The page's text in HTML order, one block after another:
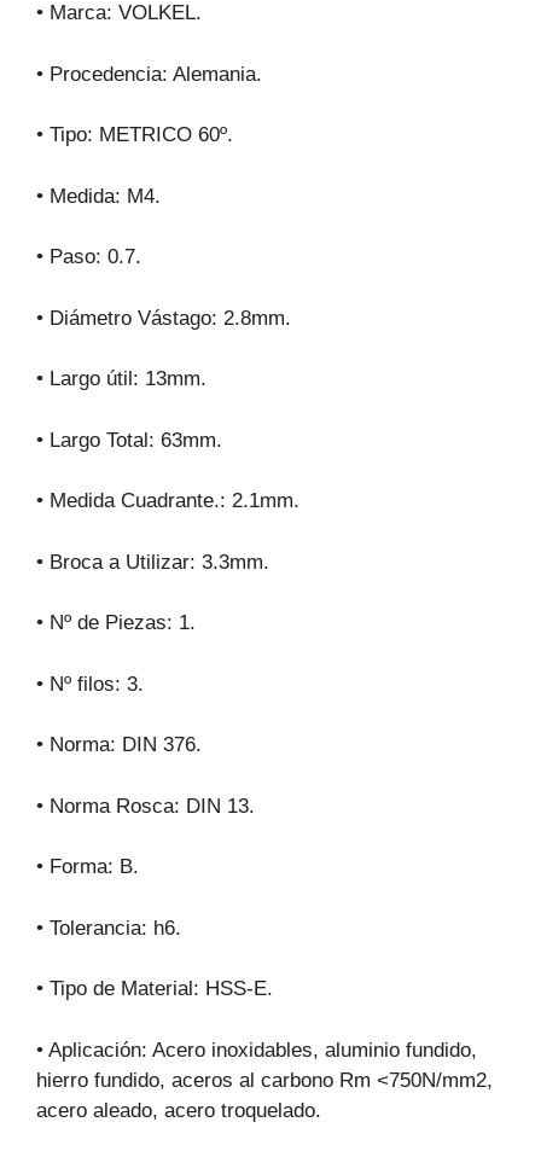
• Marca: VOLKEL.
• Procedencia: Alemania.
• Tipo: METRICO 60º.
• Medida: M4.
• Paso: 0.7.
• Diámetro Vástago: 2.8mm.
• Largo útil: 13mm.
• Largo Total: 63mm.
• Medida Cuadrante.: 2.1mm.
• Broca a Utilizar: 3.3mm.
• Nº de Piezas: 1.
• Nº filos: 3.
• Norma: DIN 376.
• Norma Rosca: DIN 13.
• Forma: B.
• Tolerancia: h6.
• Tipo de Material: HSS-E.
• Aplicación: Acero inoxidables, aluminio fundido,
hierro fundido, aceros al carbono Rm <750N/mm2,
acero aleado, acero troquelado.